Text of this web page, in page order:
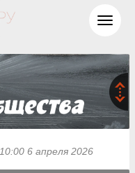
10:00 6 апреля 2026